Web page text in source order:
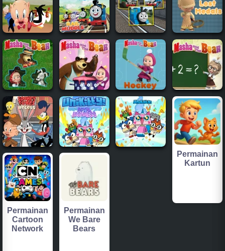
Permainan
Kartun
Permainan
Cartoon
Network
Permainan
We Bare
Bears